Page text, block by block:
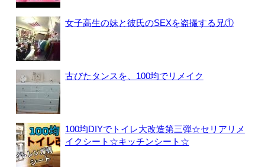
女子高生の妹と彼氏のSEXを盗撮する兄①
古びたタンスを、100均でリメイク
100均DIYでトイレ大改造第三弾☆セリアリメ
イクシート☆キッチンシート☆